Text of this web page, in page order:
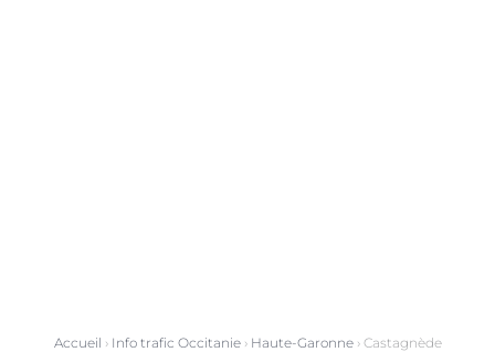
Accueil › Info trafic Occitanie› Haute-Garonne› Castagnède